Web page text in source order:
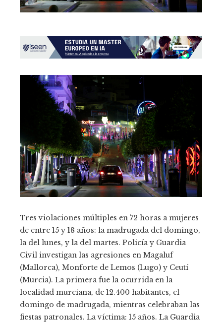
Tres violaciones múltiples en 72 horas a mujeres
de entre 15 y 18 años: la madrugada del domingo,
la del lunes, y la del martes. Policía y Guardia
Civil investigan las agresiones en Magaluf
(Mallorca), Monforte de Lemos (Lugo) y Ceutí
(Murcia). La primera fue la ocurrida en la
localidad murciana, de 12.400 habitantes, el
domingo de madrugada, mientras celebraban las
fiestas patronales. La víctima: 15 años. La Guardia